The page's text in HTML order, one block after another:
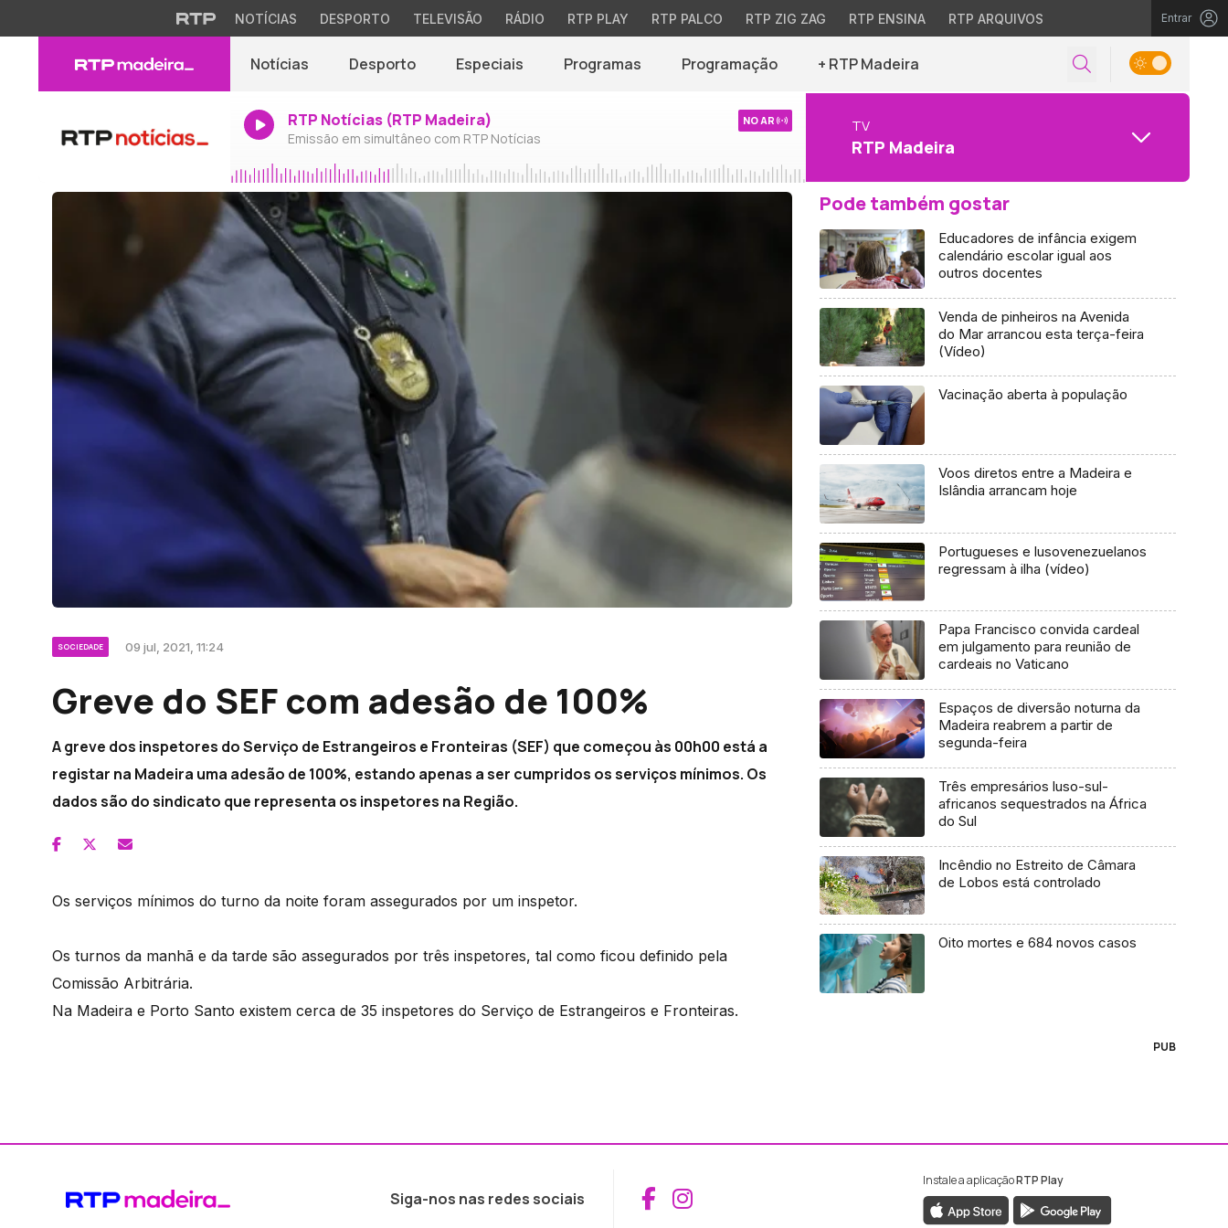
NOTÍCIAS DESPORTO TELEVISÃO RÁDIO RTP PLAY RTP PALCO RTP ZIG ZAG RTP ENSINA RTP ARQUIVOS Entrar
Notícias Desporto Especiais Programas Programação + RTP Madeira
RTP Notícias (RTP Madeira)
Emissão em simultâneo com RTP Notícias
NO AR TV
RTP Madeira
SOCIEDADE 09 jul, 2021, 11:24
Greve do SEF com adesão de 100%
A greve dos inspetores do Serviço de Estrangeiros e Fronteiras (SEF) que começou às 00h00 está a
registar na Madeira uma adesão de 100%, estando apenas a ser cumpridos os serviços mínimos. Os
dados são do sindicato que representa os inspetores na Região.
Os serviços mínimos do turno da noite foram assegurados por um inspetor.
Os turnos da manhã e da tarde são assegurados por três inspetores, tal como ficou definido pela
Comissão Arbitrária.
Na Madeira e Porto Santo existem cerca de 35 inspetores do Serviço de Estrangeiros e Fronteiras.
Pode também gostar
Educadores de infância exigem
calendário escolar igual aos
outros docentes
Venda de pinheiros na Avenida
do Mar arrancou esta terça-feira
(Vídeo)
Vacinação aberta à população
Voos diretos entre a Madeira e
Islândia arrancam hoje
Portugueses e lusovenezuelanos
regressam à ilha (vídeo)
Papa Francisco convida cardeal
em julgamento para reunião de
cardeais no Vaticano
Espaços de diversão noturna da
Madeira reabrem a partir de
segunda-feira
Três empresários luso-sul-
africanos sequestrados na África
do Sul
Incêndio no Estreito de Câmara
de Lobos está controlado
Oito mortes e 684 novos casos
PUB
Siga-nos nas redes sociais Aceder ao Facebook da RTP Madeira
Aceder ao Instagram da RTP Madeira
Instale a aplicaçãoRTP Play